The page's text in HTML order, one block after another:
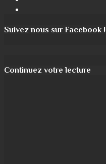
Suivez nous sur Facebook !
Continuez votre lecture